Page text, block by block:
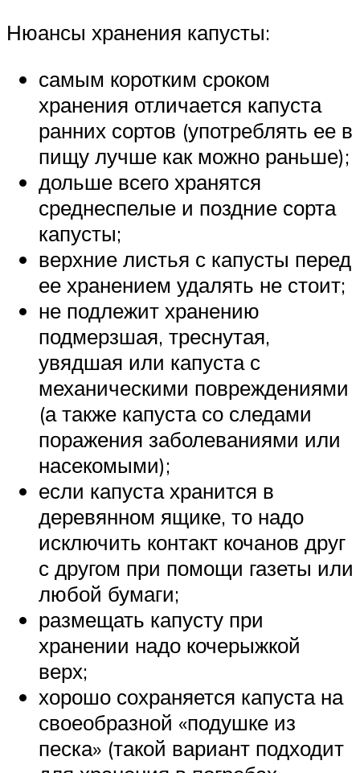
Нюансы хранения капусты:
самым коротким сроком
хранения отличается капуста
ранних сортов (употреблять ее в
пищу лучше как можно раньше);
дольше всего хранятся
среднеспелые и поздние сорта
капусты;
верхние листья с капусты перед
ее хранением удалять не стоит;
не подлежит хранению
подмерзшая, треснутая,
увядшая или капуста с
механическими повреждениями
(а также капуста со следами
поражения заболеваниями или
насекомыми);
если капуста хранится в
деревянном ящике, то надо
исключить контакт кочанов друг
с другом при помощи газеты или
любой бумаги;
размещать капусту при
хранении надо кочерыжкой
верх;
хорошо сохраняется капуста на
своеобразной «подушке из
песка» (такой вариант подходит